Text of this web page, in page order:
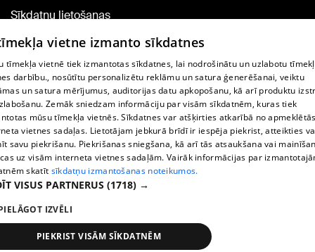
Sīkdatņu lietošanas
noteikumi
Komentāru pievienošana
TV programma
Līguma noteikumi
360 Ziņu kontakti
Helio Media
Portāla palīdzības dienests: e-pasts -
All rights reserved.
vietne izmanto sīkdatnes
tīmekļa vietnē tiek izmantotas sīkdatnes, lai nodrošinātu un uzlabotu
darbību., nosūtītu personalizētu reklāmu un satura ģenerēšanai, veiktu
un satura mērījumus, auditorijas datu apkopošanu, kā arī produktu
Zemāk sniedzam informāciju par visām sīkdatnēm, kuras tiek
mūsu tīmekļa vietnēs. Sīkdatnes var atšķirties atkarībā no
vietnes sadaļas. Lietotājam jebkurā brīdī ir iespēja piekrist, atteikties
savu piekrišanu. Piekrišanas sniegšana, kā arī tās atsaukšana vai
uz visām interneta vietnes sadaļām. Vairāk informācijas par
skatīt sīkdatņu izmantošanas noteikumos.
VISUS PARTNERUS (1718) →
IZVĒLI
PIEKRIST VISĀM SĪKDATNĒM